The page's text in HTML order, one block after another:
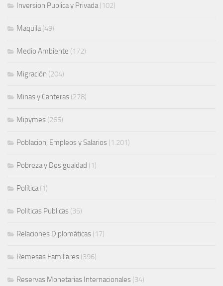
Inversion Publica y Privada(102)
Maquila(49)
Medio Ambiente (172)
Migración (204)
Minas y Canteras (278)
Mipymes (265)
Poblacion, Empleos y Salarios (1.201)
Pobreza y Desigualdad (1)
Política(1)
Politicas Publicas (35)
Relaciones Diplomáticas (17)
Remesas Familiares (396)
Reservas Monetarias Internacionales (34)